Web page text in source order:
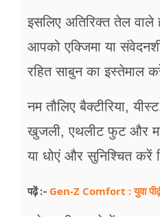
इसलिए अतिरिक्त तेल
आपको एक्जिमा या
रहित साबुन का इस्तेमाल
नम तौलिए बैक्टीरिया,
खुजली, एथलीट फुट और
या धोएं और सुनिश्चित
पढ़ें :- Gen-Z Comfort : युवा पीढ़ी